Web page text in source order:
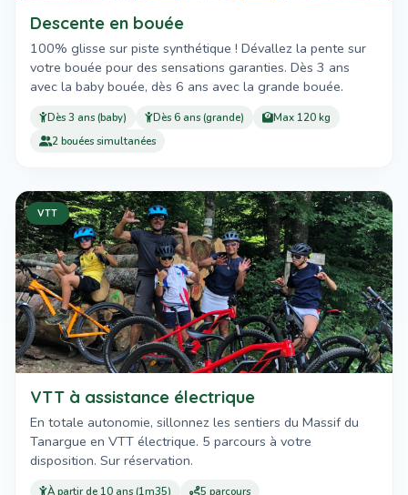
Descente en bouée
100% glisse sur piste synthétique ! Dévallez la pente sur
votre bouée pour des sensations garanties. Dès 3 ans
avec la baby bouée, dès 6 ans avec la grande bouée.
Dès 3 ans (baby) Dès 6 ans (grande)
Max 120 kg
2 bouées simultanées
VTT
VTT à assistance électrique
En totale autonomie, sillonnez les sentiers du Massif du
Tanargue en VTT électrique. 5 parcours à votre
disposition. Sur réservation.
À partir de 10 ans (1m35)
5 parcours